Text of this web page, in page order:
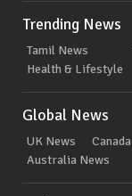
Trending News
Tamil News
Health & Lifestyle
Global News
UK News
Australia News